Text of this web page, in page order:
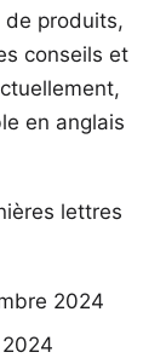
de produits,
conseils et
en anglais
lettres
2024